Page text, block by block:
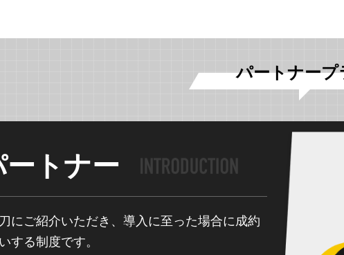
パートナープ
トナー
にご紹介いただき、導入に至った場合に成約
する制度です。